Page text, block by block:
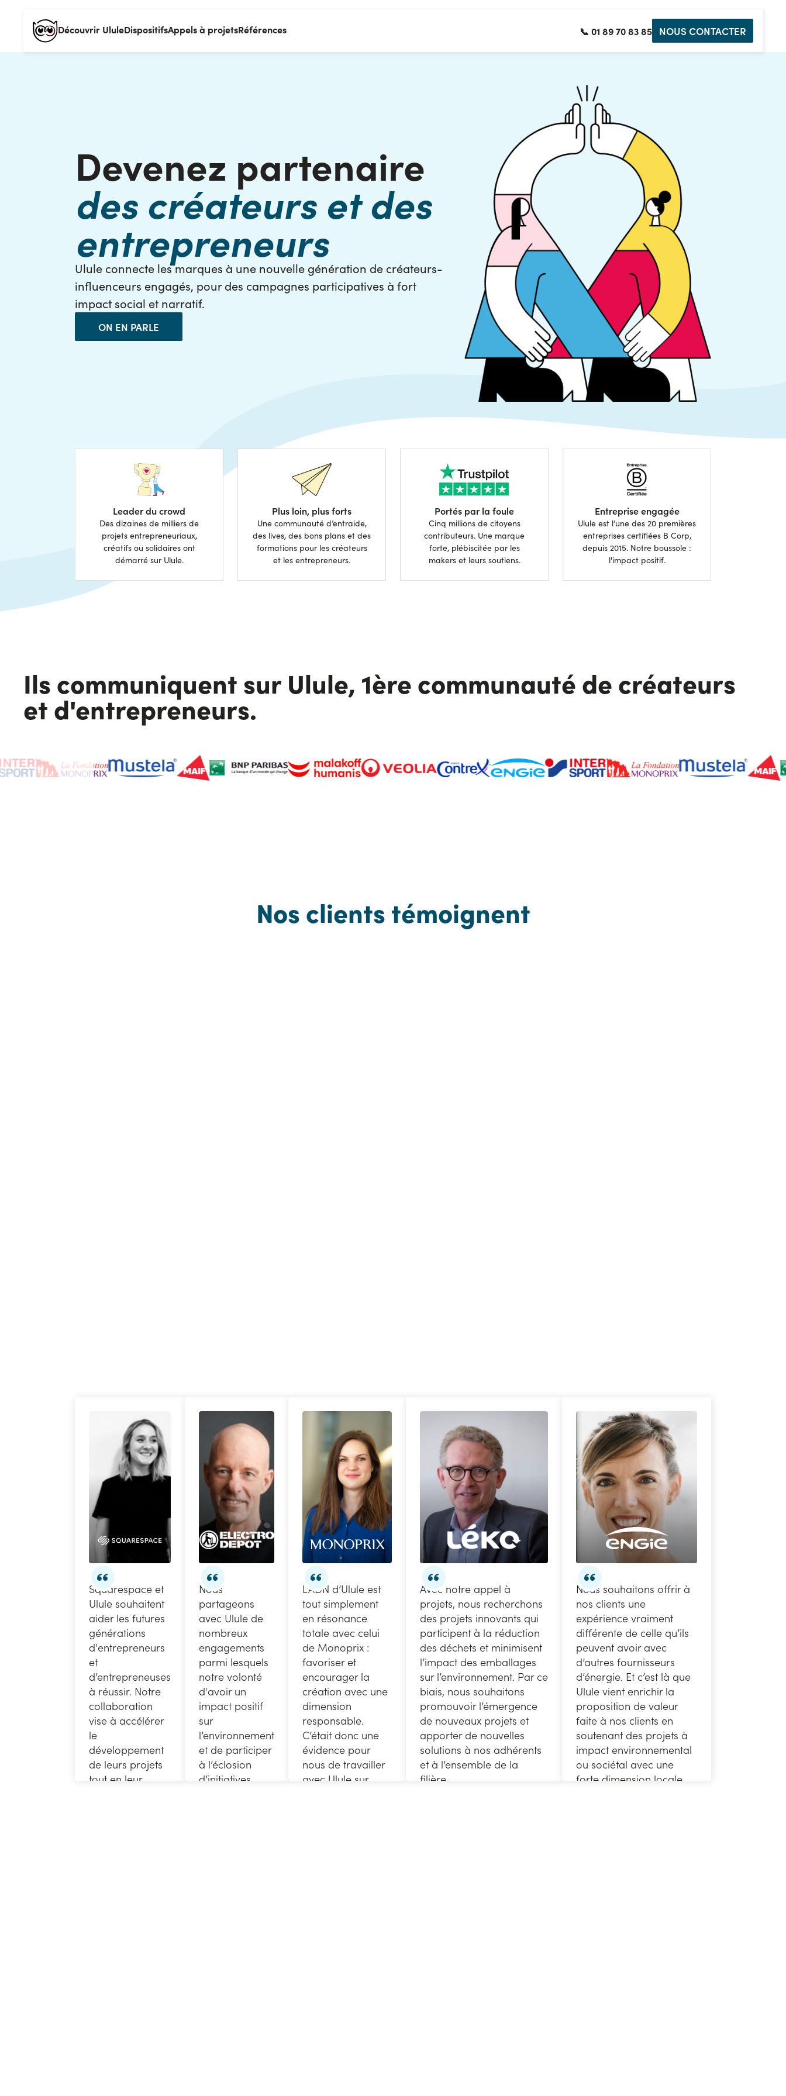
Découvrir UluleDispositifsAppels à projetsRéférences 📞 01 89 70 83 85 NOUS CONTACTER
Devenez partenaire
des créateurs et des
entrepreneurs
Ulule connecte les marques à une nouvelle génération de créateurs-
influenceurs engagés, pour des campagnes participatives à fort
impact social et narratif.
ON EN PARLE
Leader du crowd
Des dizaines de milliers de
projets entrepreneuriaux,
créatifs ou solidaires ont
démarré sur Ulule.
Plus loin, plus forts
Une communauté d’entraide,
des lives, des bons plans et des
formations pour les créateurs
et les entrepreneurs.
Portés par la foule
Cinq millions de citoyens
contributeurs. Une marque
forte, plébiscitée par les
makers et leurs soutiens.
Entreprise engagée
Ulule est l’une des 20 premières
entreprises certifiées B Corp,
depuis 2015. Notre boussole :
l'impact positif.
Ils communiquent sur Ulule, 1ère communauté de créateurs
et d'entrepreneurs.
Nos clients témoignent
Squarespace et
Ulule souhaitent
aider les futures
générations
d'entrepreneurs
et
d’entrepreneuses
à réussir. Notre
collaboration
vise à accélérer
le
développement
de leurs projets
tout en leur
Nous
partageons
avec Ulule de
nombreux
engagements
parmi lesquels
notre volonté
d'avoir un
impact positif
sur
l’environnement
et de participer
à l’éclosion
d’initiatives
L’ADN d’Ulule est
tout simplement
en résonance
totale avec celui
de Monoprix :
favoriser et
encourager la
création avec une
dimension
responsable.
C’était donc une
évidence pour
nous de travailler
avec Ulule sur
Avec notre appel à
projets, nous recherchons
des projets innovants qui
participent à la réduction
des déchets et minimisent
l’impact des emballages
sur l’environnement. Par ce
biais, nous souhaitons
promouvoir l’émergence
de nouveaux projets et
apporter de nouvelles
solutions à nos adhérents
et à l’ensemble de la
filière.
Nous souhaitons offrir à
nos clients une
expérience vraiment
différente de celle qu’ils
peuvent avoir avec
d’autres fournisseurs
d’énergie. Et c’est là que
Ulule vient enrichir la
proposition de valeur
faite à nos clients en
soutenant des projets à
impact environnemental
ou sociétal avec une
forte dimension locale.